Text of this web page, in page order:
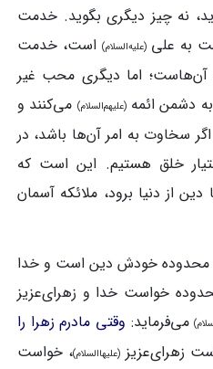
نه چیز دیگری بگوید. خدمت
به علی(علیه‌السلام) است، خدمت
اما دیگری محب غیر
دشمن ائمه(علیهم‌السلام) می‌کنند و
سخاوت به امر آن‌ها باشد، در
خلق هستیم. این است که
از دنیا برود، ملائکه آسمان
محدوده خودش دین است و خدا
خواست خدا و زهرای‌عزیز
می‌فرماید: وقتی مادرم زهرا را
زهرای‌عزیز (علیهاالسلام)، خواست